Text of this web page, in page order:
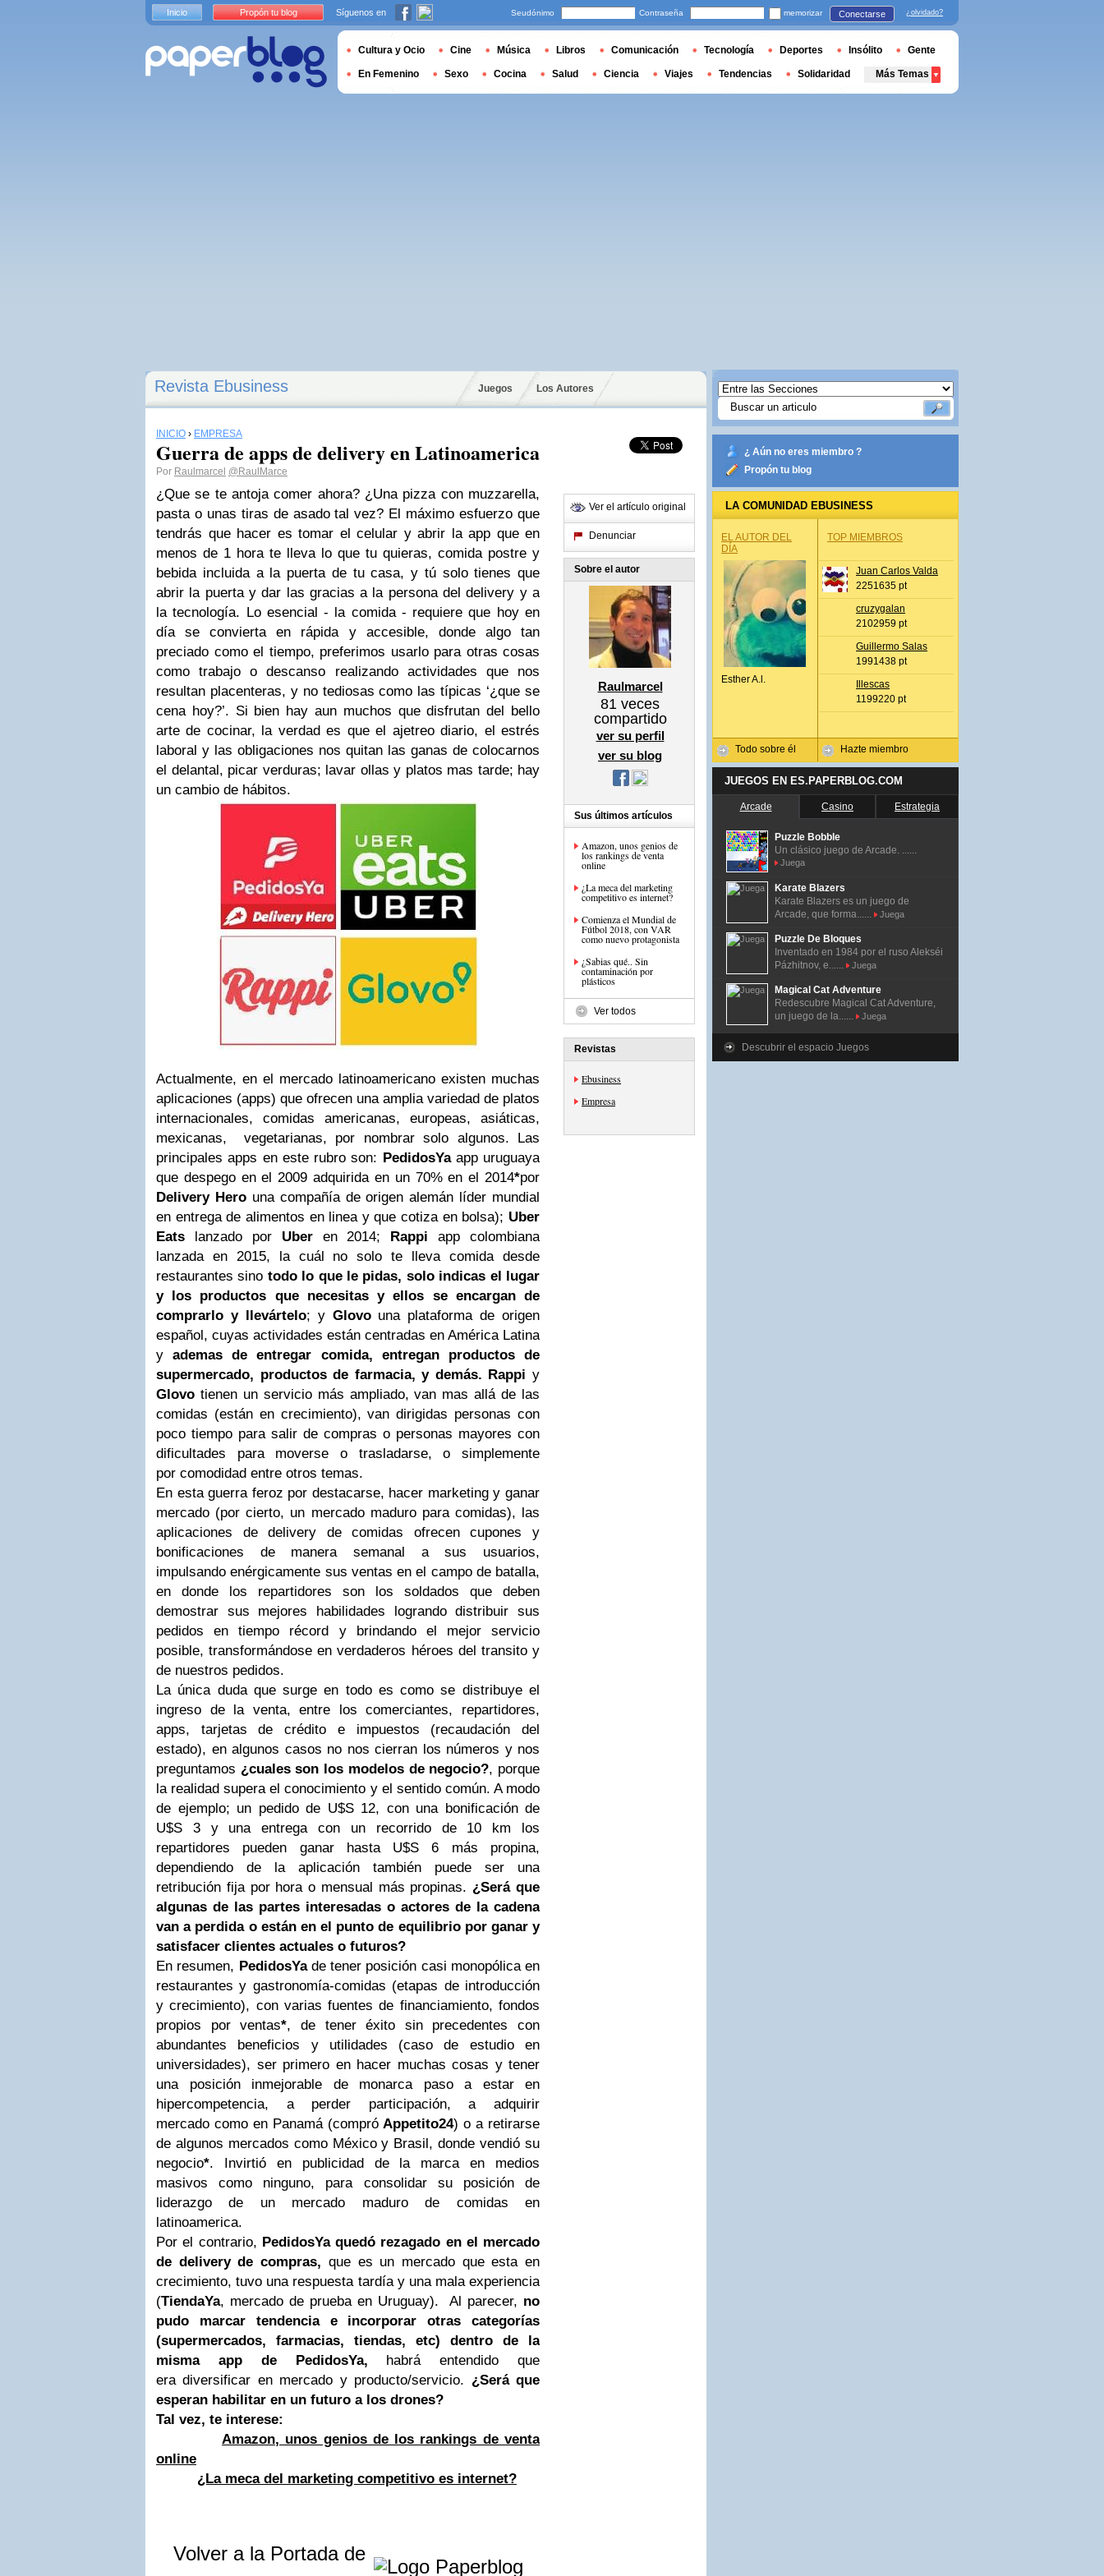
Revista Ebusiness Juegos Los Autores
INICIO › EMPRESA
Guerra de apps de delivery en Latinoamerica
Por Raulmarcel @RaulMarce
¿Que se te antoja comer ahora? ¿Una pizza con muzzarella,
pasta o unas tiras de asado tal vez? El máximo esfuerzo que
tendrás que hacer es tomar el celular y abrir la app que en
menos de 1 hora te lleva lo que tu quieras, comida postre y
bebida incluida a la puerta de tu casa, y tú solo tienes que
abrir la puerta y dar las gracias a la persona del delivery y a
la tecnología. Lo esencial - la comida - requiere que hoy en
día se convierta en rápida y accesible, donde algo tan
preciado como el tiempo, preferimos usarlo para otras cosas
como trabajo o descanso realizando actividades que nos
resultan placenteras, y no tediosas como las típicas ‘¿que se
cena hoy?’. Si bien hay aun muchos que disfrutan del bello
arte de cocinar, la verdad es que el ajetreo diario, el estrés
laboral y las obligaciones nos quitan las ganas de colocarnos
el delantal, picar verduras; lavar ollas y platos mas tarde; hay
un cambio de hábitos.
Actualmente, en el mercado latinoamericano existen muchas
aplicaciones (apps) que ofrecen una amplia variedad de platos
internacionales, comidas americanas, europeas, asiáticas,
mexicanas, vegetarianas, por nombrar solo algunos. Las
principales apps en este rubro son: PedidosYaapp uruguaya
que despego en el 2009 adquirida en un 70% en el 2014*por
Delivery Herouna compañía de origen alemán líder mundial
en entrega de alimentos en linea y que cotiza en bolsa); Uber
Eats lanzado por Uberen 2014; Rappiapp colombiana
lanzada en 2015, la cuál no solo te lleva comida desde
restaurantes sino todo lo que le pidas, solo indicas el lugar
y los productos que necesitas y ellos se encargan de
comprarlo y llevártelo; y Glovo una plataforma de origen
español, cuyas actividades están centradas en América Latina
yademas de entregar comida, entregan productos de
supermercado, productos de farmacia, y demás. Rappi y
Glovo tienen un servicio más ampliado, van mas allá de las
comidas (están en crecimiento), van dirigidas personas con
poco tiempo para salir de compras o personas mayores con
dificultades para moverse o trasladarse, o simplemente
por comodidad entre otros temas.
En esta guerra feroz por destacarse, hacer marketing y ganar
mercado (por cierto, un mercado maduro para comidas), las
aplicaciones de delivery de comidas ofrecen cupones y
bonificaciones de manera semanal a sus usuarios,
impulsando enérgicamente sus ventas en el campo de batalla,
en donde los repartidores son los soldados que deben
demostrar sus mejores habilidades logrando distribuir sus
pedidos en tiempo récord y brindando el mejor servicio
posible, transformándose en verdaderos héroes del transito y
de nuestros pedidos.
La única duda que surge en todo es como se distribuye el
ingreso de la venta, entre los comerciantes, repartidores,
apps, tarjetas de crédito e impuestos (recaudación del
estado), en algunos casos no nos cierran los números y nos
preguntamos ¿cuales son los modelos de negocio?, porque
la realidad supera el conocimiento y el sentido común. A modo
de ejemplo; un pedido de U$S 12, con una bonificación de
U$S 3 y una entrega con un recorrido de 10 km los
repartidores pueden ganar hasta U$S 6 más propina,
dependiendo de la aplicación también puede ser una
retribución fija por hora o mensual más propinas. ¿Será que
algunas de las partes interesadas o actores de la cadena
van a perdida o están en el punto de equilibrio por ganar y
satisfacer clientes actuales o futuros?
En resumen, PedidosYa de tener posición casi monopólica en
restaurantes y gastronomía-comidas (etapas de introducción
y crecimiento), con varias fuentes de financiamiento, fondos
propios por ventas*, de tener éxito sin precedentes con
abundantes beneficios y utilidades (caso de estudio en
universidades), ser primero en hacer muchas cosas y tener
una posición inmejorable de monarca paso a estar en
hipercompetencia, a perder participación, a adquirir
mercado como en Panamá (compróAppetito24) o a retirarse
de algunos mercados como México y Brasil, donde vendió su
negocio*. Invirtió en publicidad de la marca en medios
masivos como ninguno, para consolidar su posición de
liderazgo de un mercado maduro de comidas en
latinoamerica.
Por el contrario, PedidosYa quedó rezagado en el mercado
de delivery de compras, que es un mercado que esta en
crecimiento, tuvo una respuesta tardía y una mala experiencia
(TiendaYa, mercado de prueba en Uruguay). Al parecer, no
pudo marcar tendencia e incorporar otras categorías
(supermercados, farmacias, tiendas, etc) dentro de la
misma app de PedidosYa, habrá entendido que
era diversificar en mercado y producto/servicio. ¿Será que
esperan habilitar en un futuro a los drones?
Tal vez, te interese:
Amazon, unos genios de los rankings de venta
online
¿La meca del marketing competitivo es internet?
Volver a la Portada de
Ver el artículo original
Denunciar
Sobre el autor
Raulmarcel
81 veces
compartido
ver su perfil
ver su blog
Sus últimos artículos
Amazon, unos genios de
los rankings de venta
online
¿La meca del marketing
competitivo es internet?
Comienza el Mundial de
Fútbol 2018, con VAR
como nuevo protagonista
¿Sabias qué.. Sin
contaminación por
plásticos
Ver todos
Revistas
Ebusiness
Empresa
¿ Aún no eres miembro ?
Propón tu blog
LA COMUNIDAD EBUSINESS
EL AUTOR DEL
DÍA
Esther A.l.
Todo sobre él
TOP MIEMBROS
Juan Carlos Valda
2251635 pt
cruzygalan
2102959 pt
Guillermo Salas
1991438 pt
Illescas
1199220 pt
Hazte miembro
JUEGOS EN ES.PAPERBLOG.COM
Arcade Casino Estrategia
Puzzle Bobble
Un clásico juego de Arcade. ......
Juega
Karate Blazers
Karate Blazers es un juego de
Arcade, que forma......
Juega
Puzzle De Bloques
Inventado en 1984 por el ruso Alekséi
Pázhitnov, e......
Juega
Magical Cat Adventure
Redescubre Magical Cat Adventure,
un juego de la......
Juega
Descubrir el espacio Juegos
Inicio Propón tu blog Síguenos en Seudónimo Contraseña memorizar Conectarse ¿olvidado?
Cultura y Ocio Cine Música Libros Comunicación Tecnología Deportes Insólito Gente
En Femenino Sexo Cocina Salud Ciencia Viajes Tendencias Solidaridad Más Temas